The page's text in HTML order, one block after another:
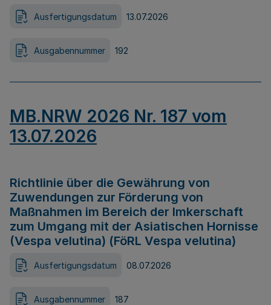
Ausfertigungsdatum 13.07.2026
Ausgabennummer 192
MB.NRW 2026 Nr. 187 vom
13.07.2026
Richtlinie über die Gewährung von
Zuwendungen zur Förderung von
Maßnahmen im Bereich der Imkerschaft
zum Umgang mit der Asiatischen Hornisse
(Vespa velutina) (FöRL Vespa velutina)
Ausfertigungsdatum 08.07.2026
Ausgabennummer 187